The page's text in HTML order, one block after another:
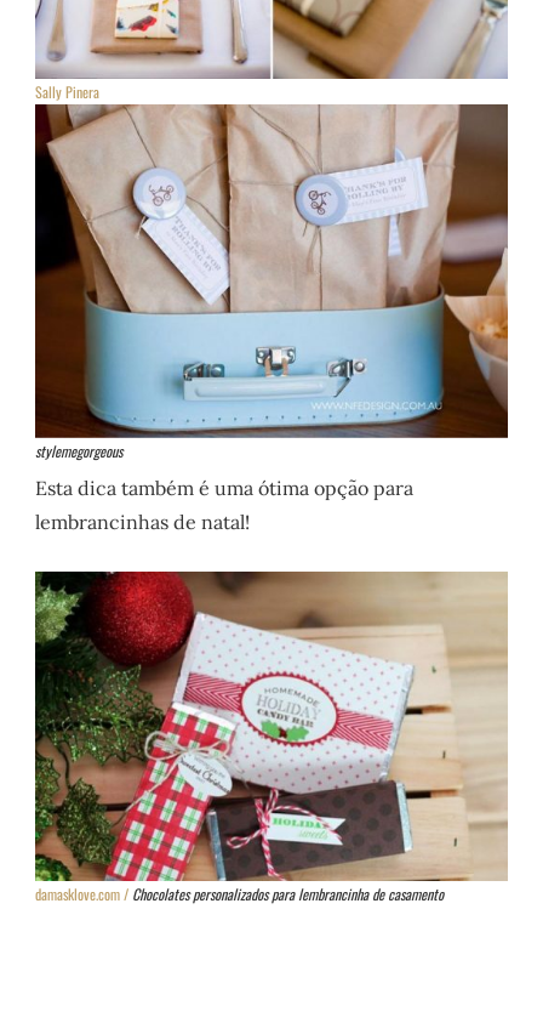
Sally Pinera
stylemegorgeous
Esta dica também é uma ótima opção para
lembrancinhas de natal!
damasklove.com / Chocolates personalizados para lembrancinha de casamento